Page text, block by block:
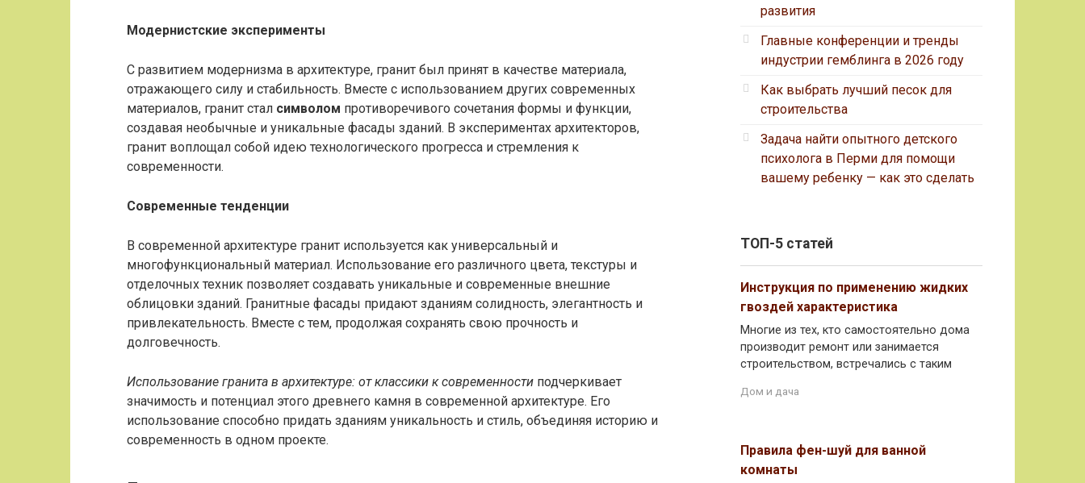
Модернистские эксперименты
С развитием модернизма в архитектуре, гранит был принят в качестве материала,
отражающего силу и стабильность. Вместе с использованием других современных
материалов, гранит стал символом противоречивого сочетания формы и функции,
создавая необычные и уникальные фасады зданий. В экспериментах архитекторов,
гранит воплощал собой идею технологического прогресса и стремления к
современности.
Современные тенденции
В современной архитектуре гранит используется как универсальный и
многофункциональный материал. Использование его различного цвета, текстуры и
отделочных техник позволяет создавать уникальные и современные внешние
облицовки зданий. Гранитные фасады придают зданиям солидность, элегантность и
привлекательность. Вместе с тем, продолжая сохранять свою прочность и
долговечность.
Использование гранита в архитектуре: от классики к современности подчеркивает
значимость и потенциал этого древнего камня в современной архитектуре. Его
использование способно придать зданиям уникальность и стиль, объединяя историю и
современность в одном проекте.
развития
Главные конференции и тренды
индустрии гемблинга в 2026 году
Как выбрать лучший песок для
строительства
Задача найти опытного детского
психолога в Перми для помощи
вашему ребенку — как это сделать
ТОП-5 статей
Инструкция по применению жидких
гвоздей характеристика
Многие из тех, кто самостоятельно дома
производит ремонт или занимается
строительством, встречались с таким
Дом и дача
Правила фен-шуй для ванной
комнаты